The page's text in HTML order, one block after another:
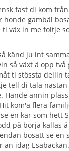
fast di kom
honde gambäl
ti väx in me foltje
känd ju int
så växt ä opp
ti stössta deilin
tell di tala
Hande annin
kom'ä flera
en kar som hett
på börja kallas
bosätt se en
än idag Esabackan.